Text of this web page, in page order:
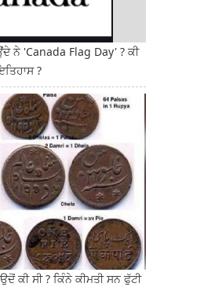
ਨੇ 'Canada Flag Day' ? ਕੀ
?
ਕੀ ਸੀ ? ਕਿੰਨੇ ਕੀਮਤੀ ਸਨ ਫੁੱਟੀ